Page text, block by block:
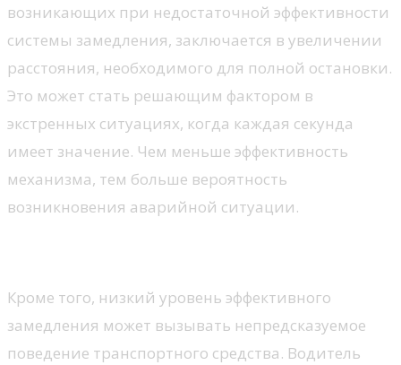
возникающих при недостаточной эффективности
системы замедления, заключается в увеличении
расстояния, необходимого для полной остановки.
Это может стать решающим фактором в
экстренных ситуациях, когда каждая секунда
имеет значение. Чем меньше эффективность
механизма, тем больше вероятность
возникновения аварийной ситуации.
Кроме того, низкий уровень эффективного
замедления может вызывать непредсказуемое
поведение транспортного средства. Водитель